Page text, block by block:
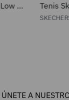
W
Tenis
Mujer
ÚNETE A